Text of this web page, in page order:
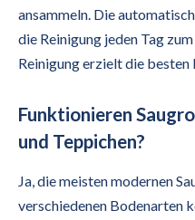
ansammeln. Die
die Reinigung jeden Tag
Reinigung erzielt die besten
Funktionieren
und Teppichen?
Ja, die meisten modernen
verschiedenen Bodenarten